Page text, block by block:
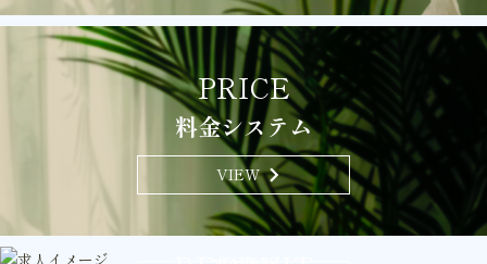
PRICE
料金システム
VIEWchevron_right